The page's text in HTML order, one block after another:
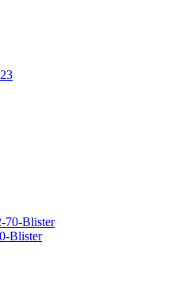
Blister